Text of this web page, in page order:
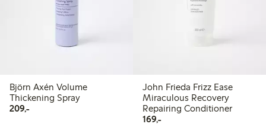
Björn Axén Volume
Thickening Spray
209,-209,00 kr
John Frieda Frizz Ease
Miraculous Recovery
Repairing Conditioner
169,-169,00 kr